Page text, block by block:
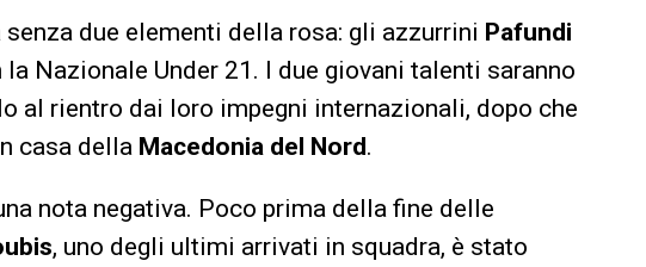
due elementi della rosa: gli azzurrini Pafundi
Nazionale Under 21. I due giovani talenti saranno
al rientro dai loro impegni internazionali, dopo che
casa della Macedonia del Nord.
nota negativa. Poco prima della fine delle
, uno degli ultimi arrivati in squadra, è stato